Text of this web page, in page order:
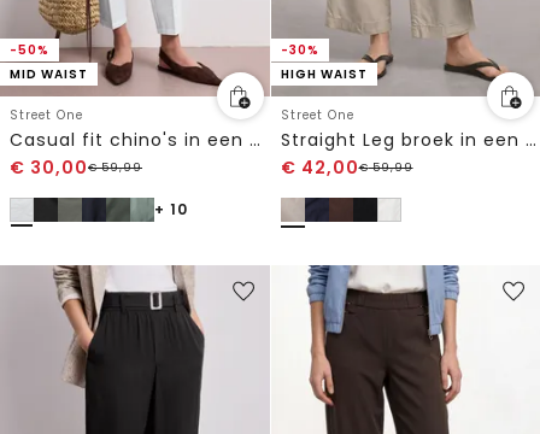
-50%
MID WAIST
Street One
Casual fit chino's in een zachte stof
€ 30,00€59,99
+ 10
-30%
HIGH WAIST
Street One
Straight Leg broek in een gewassen look
€ 42,00€59,99